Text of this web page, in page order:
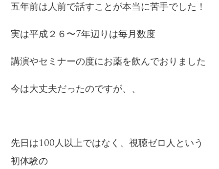
五年前は人前で話すことが本当に苦手でした！
実は平成２６〜7年辺りは毎月数度
講演やセミナーの度にお薬を飲んでおりました
今は大丈夫だったのですが、、
先日は100人以上ではなく、視聴ゼロ人という
初体験の